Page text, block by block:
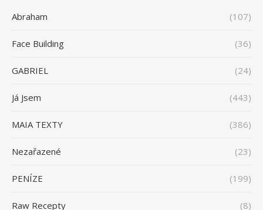
Abraham (107)
Face Building (36)
GABRIEL (24)
Já Jsem (443)
MAIA TEXTY (386)
Nezařazené (23)
PENÍZE (199)
Raw Recepty (8)